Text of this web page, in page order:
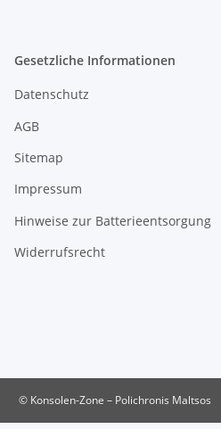
Gesetzliche Informationen
Datenschutz
AGB
Sitemap
Impressum
Hinweise zur Batterieentsorgung
Widerrufsrecht
© Konsolen-Zone – Polichronis Maltsos